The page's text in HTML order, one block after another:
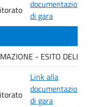
documentazione
di gara
- ESITO DELLA
Link alla
documentazione
di gara